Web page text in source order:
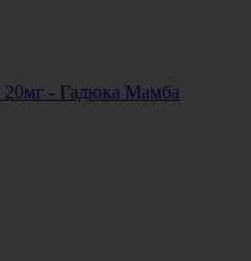
20мг - Гадюка Мамба